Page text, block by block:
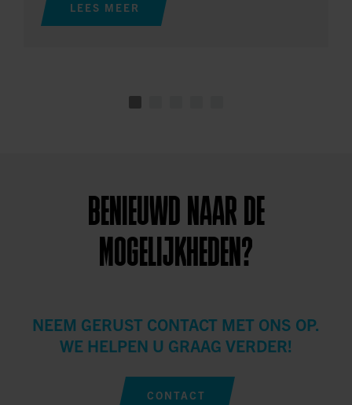
LEES MEER
BENIEUWD NAAR DE
MOGELIJKHEDEN?
NEEM GERUST CONTACT MET ONS OP.
WE HELPEN U GRAAG VERDER!
CONTACT